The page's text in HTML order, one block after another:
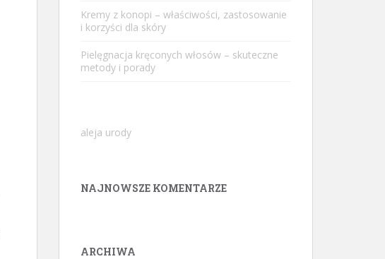
Kremy z konopi – właściwości, zastosowanie
i korzyści dla skóry
Pielęgnacja kręconych włosów – skuteczne
metody i porady
aleja urody
NAJNOWSZE KOMENTARZE
ARCHIWA